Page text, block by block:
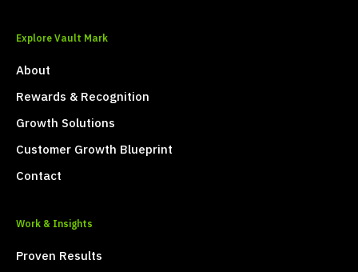
Explore Vault Mark
About
Rewards & Recognition
Growth Solutions
Customer Growth Blueprint
Contact
Work & Insights
Proven Results